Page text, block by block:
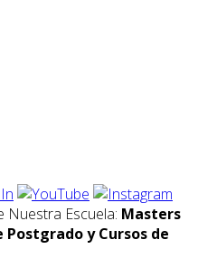
Nuestra Escuela: Masters
y Cursos de